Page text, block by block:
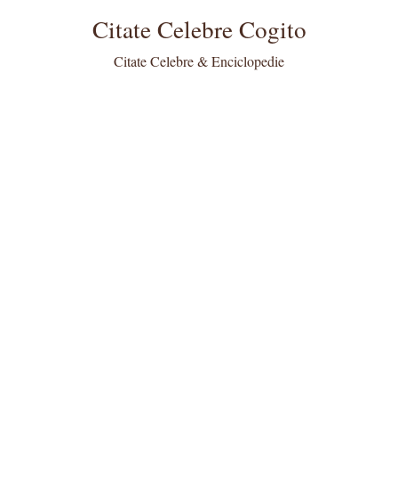
Citate Celebre Cogito
Citate Celebre & Enciclopedie